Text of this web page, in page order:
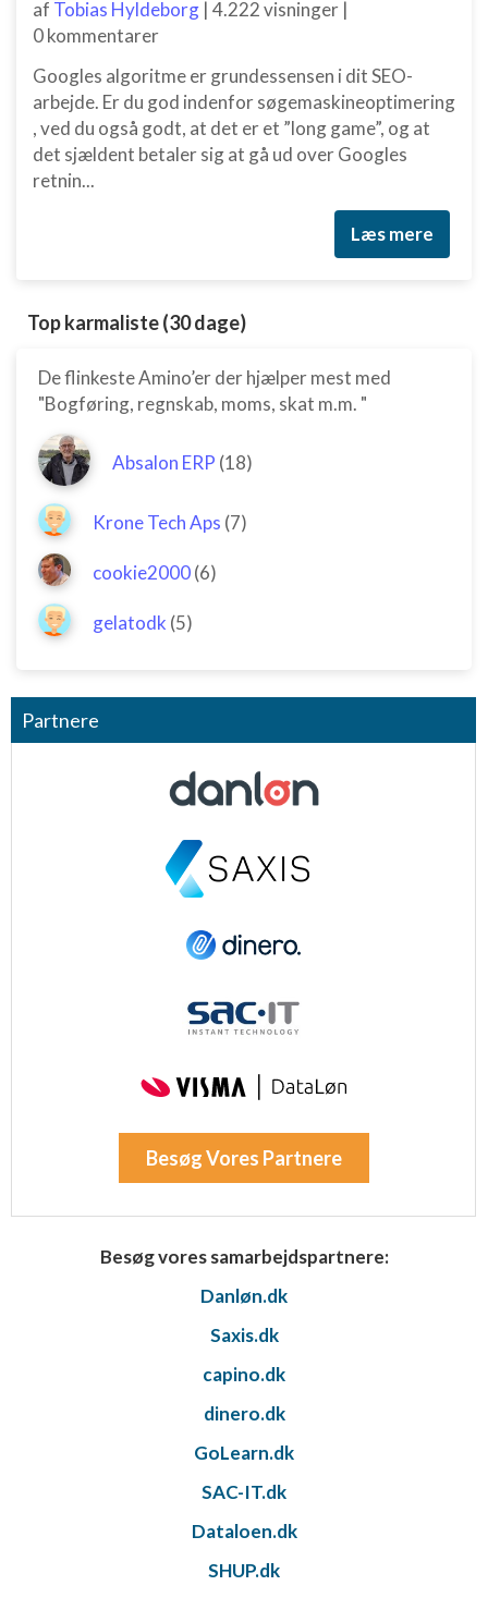
af Tobias Hyldeborg | 4.222 visninger |
0 kommentarer
Googles algoritme er grundessensen i dit SEO-
arbejde. Er du god indenfor søgemaskineoptimering
, ved du også godt, at det er et ”long game”, og at
det sjældent betaler sig at gå ud over Googles
retnin...
Læs mere
Top karmaliste (30 dage)
De flinkeste Amino’er der hjælper mest med
"Bogføring, regnskab, moms, skat m.m. "
Absalon ERP (18)
Krone Tech Aps (7)
cookie2000(6)
gelatodk (5)
Partnere
Besøg Vores Partnere
Besøg vores samarbejdspartnere:
Danløn.dk
Saxis.dk
capino.dk
dinero.dk
GoLearn.dk
SAC-IT.dk
Dataloen.dk
SHUP.dk